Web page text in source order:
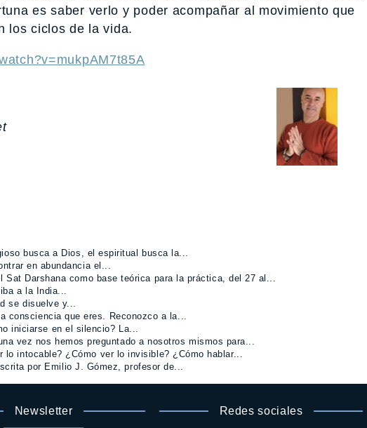
es saber verlo y poder acompañar al movimiento que
los ciclos de la vida.
busca a Dios, el espiritual busca la...
en abundancia el...
Sat Darshana como base teórica para la práctica, del 27 al...
a la India...
se disuelve y...
consciencia que eres. Reconozco a la...
iniciarse en el silencio? La...
vez nos hemos preguntado a nosotros mismos para...
lo intocable? ¿Cómo ver lo invisible? ¿Cómo hablar...
por Emilio J. Gómez, profesor de...
Newsletter Redes sociales